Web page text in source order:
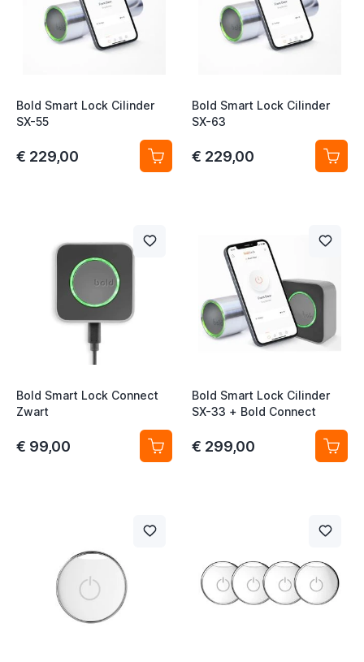
Bold Smart Lock Cilinder
SX-55
€ 229,00
Bold Smart Lock Cilinder
SX-63
€ 229,00
Bold Smart Lock Connect
Zwart
€ 99,00
Bold Smart Lock Cilinder
SX-33 + Bold Connect
€ 299,00